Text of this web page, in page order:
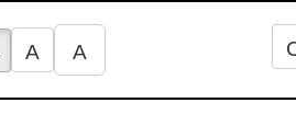
А А